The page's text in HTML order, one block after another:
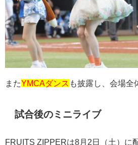
またYMCAダンス も披露し、会場全
試合後のミニライブ
FRUITS ZIPPERは8 月 2 日（土）に